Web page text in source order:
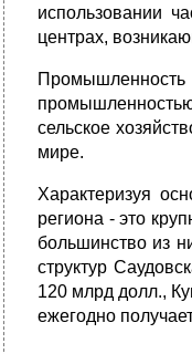
использовании
центрах,
сельское
мире.
Характеризуя
региона - это
большинство из
структур
120 млрд долл.,
ежегодно